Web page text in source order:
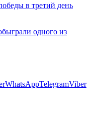
в третий день
одного из
WhatsAppTelegramViber